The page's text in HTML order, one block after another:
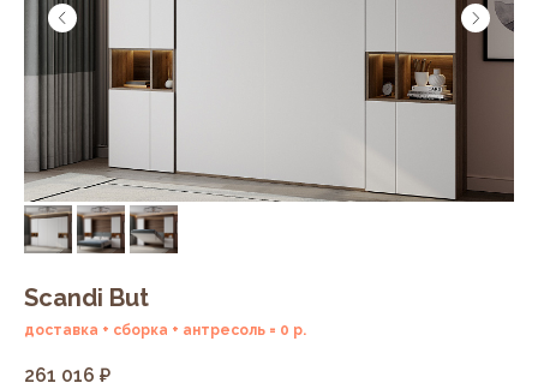
Scandi But
доставка + сборка + антресоль = 0 р.
261 016 ₽